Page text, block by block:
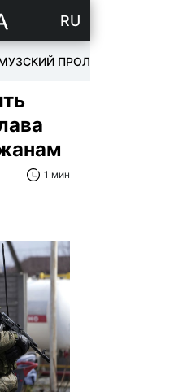
RU
ПРОЛИВ
1 мин